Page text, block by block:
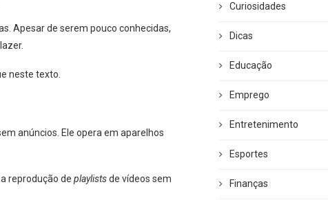
Apesar de serem pouco conhecidas,
neste texto.
anúncios. Ele opera em aparelhos
reprodução de playlistsde vídeos sem
Curiosidades
Dicas
Educação
Emprego
Entretenimento
Esportes
Finanças